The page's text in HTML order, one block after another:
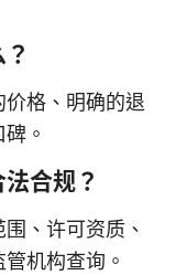
格、明确的退
。
合规？
、许可资质、
机构查询。